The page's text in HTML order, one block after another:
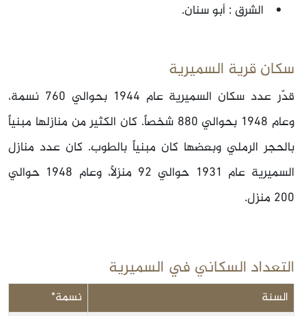
الشرق : أبو سنان.
سكان قرية السميرية
قدّر عدد سكان السميرية عام 1944 بحوالي 760 نسمة،
وعام 1948 بحوالي 880 شخصاً. كان الكثير من منازلها مبنياً
بالحجر الرملي وبعضها كان مبنياً بالطوب. كان عدد منازل
السميرية عام 1931 حوالي 92 منزلاً، وعام 1948 حوالي
200 منزل.
التعداد السكاني في السميرية
السنة
نسمة*